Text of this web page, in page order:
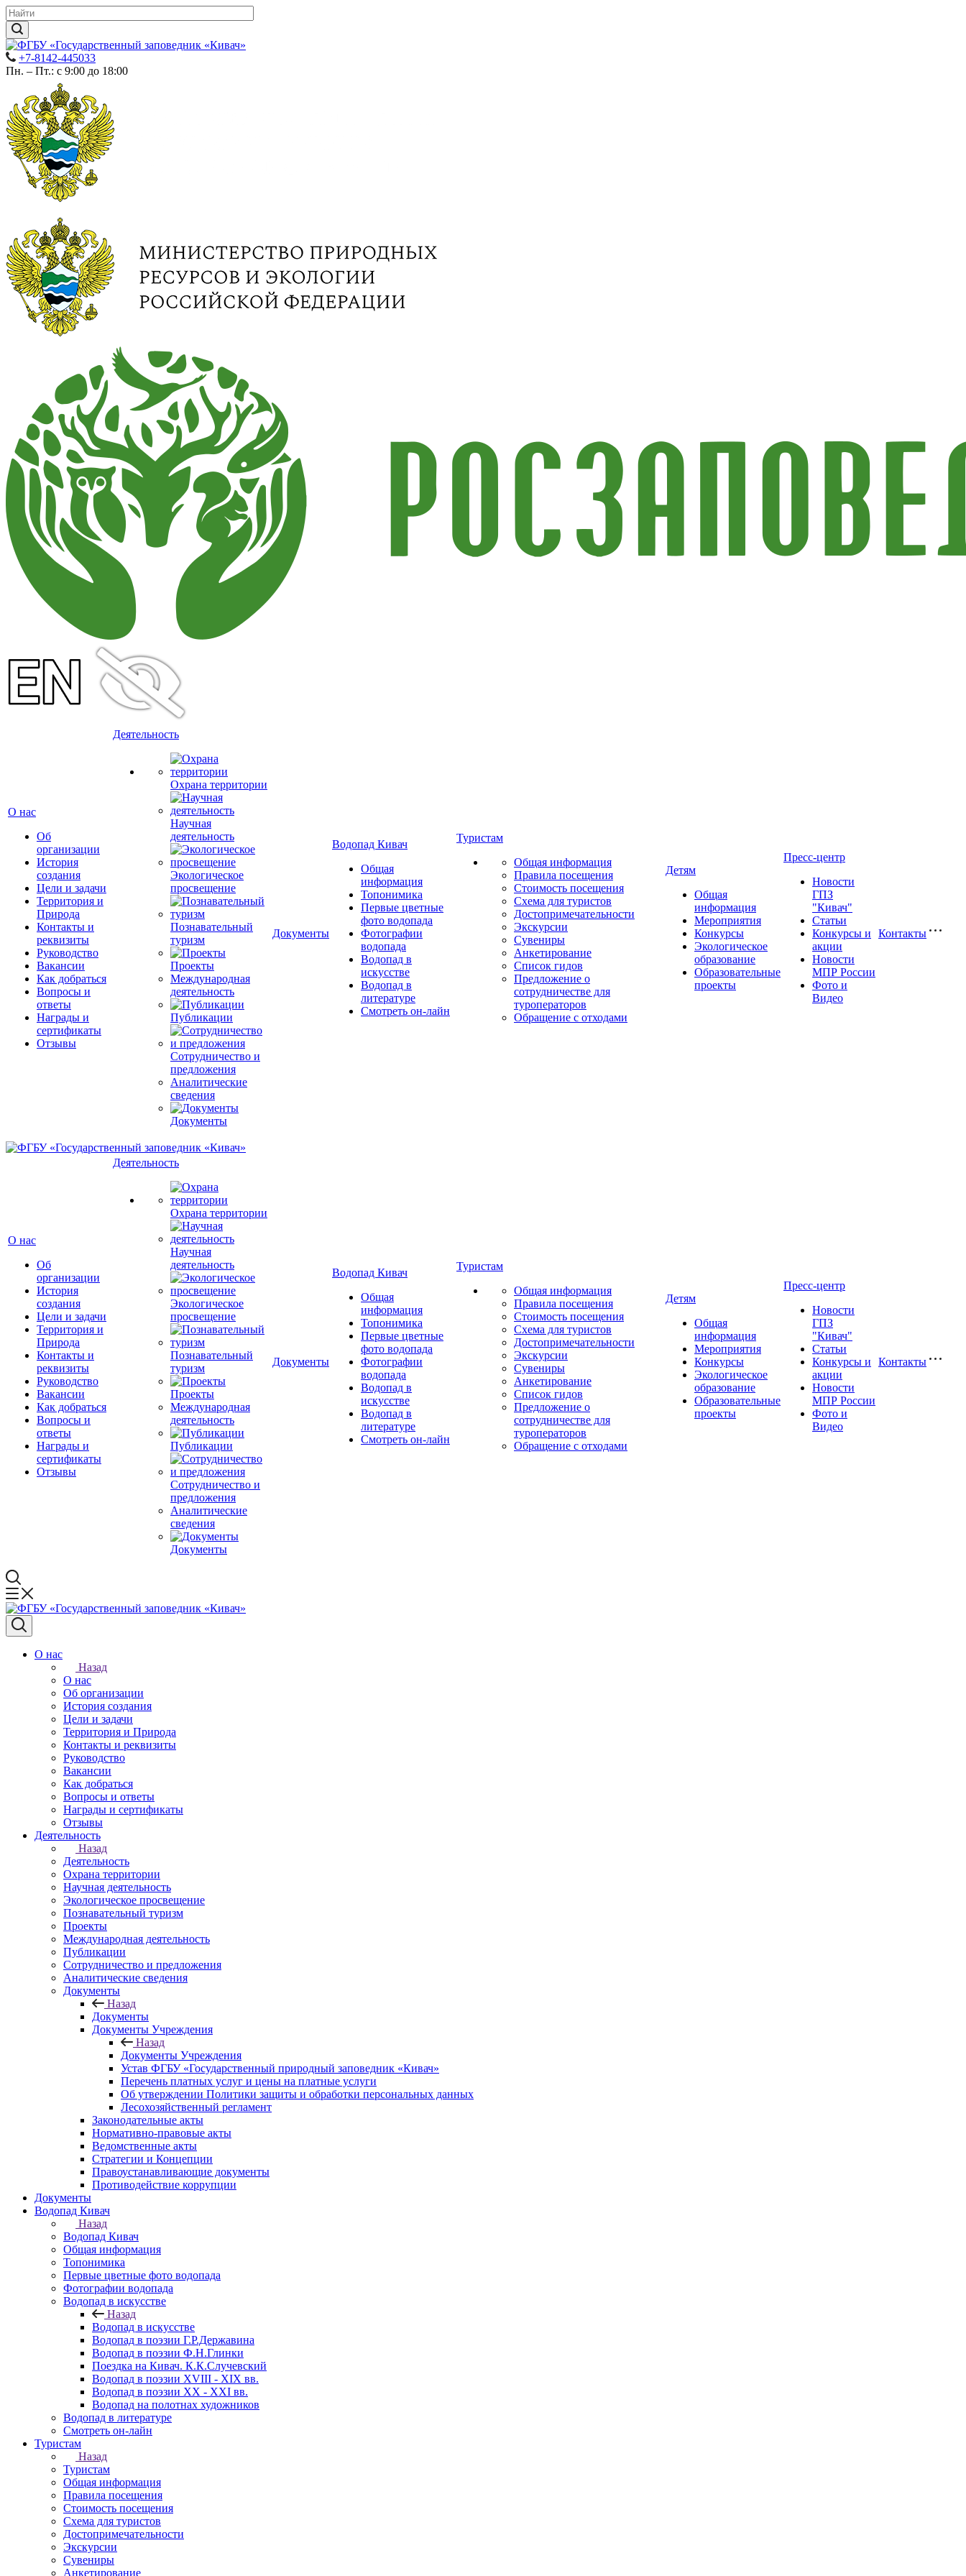
+7-8142-445033
Пн. – Пт.: с 9:00 до 18:00
О нас
Об
организации
История
создания
Цели и задачи
Территория и
Природа
Контакты и
реквизиты
Руководство
Вакансии
Как добраться
Вопросы и
ответы
Награды и
сертификаты
Отзывы
Деятельность
Охрана территории
Научная
деятельность
Экологическое
просвещение
Познавательный
туризм
Проекты
Международная
деятельность
Публикации
Сотрудничество и
предложения
Аналитические
сведения
Документы
Документы
Водопад Кивач
Общая
информация
Топонимика
Первые цветные
фото водопада
Фотографии
водопада
Водопад в
искусстве
Водопад в
литературе
Смотреть он-лайн
Туристам
Общая информация
Правила посещения
Стоимость посещения
Схема для туристов
Достопримечательности
Экскурсии
Сувениры
Анкетирование
Список гидов
Предложение о
сотрудничестве для
туроператоров
Обращение с отходами
Детям
Общая
информация
Мероприятия
Конкурсы
Экологическое
образование
Образовательные
проекты
Пресс-центр
Новости
ГПЗ
"Кивач"
Статьи
Конкурсы и
акции
Новости
МПР России
Фото и
Видео
Контакты
О нас
Об
организации
История
создания
Цели и задачи
Территория и
Природа
Контакты и
реквизиты
Руководство
Вакансии
Как добраться
Вопросы и
ответы
Награды и
сертификаты
Отзывы
Деятельность
Охрана территории
Научная
деятельность
Экологическое
просвещение
Познавательный
туризм
Проекты
Международная
деятельность
Публикации
Сотрудничество и
предложения
Аналитические
сведения
Документы
Документы
Водопад Кивач
Общая
информация
Топонимика
Первые цветные
фото водопада
Фотографии
водопада
Водопад в
искусстве
Водопад в
литературе
Смотреть он-лайн
Туристам
Общая информация
Правила посещения
Стоимость посещения
Схема для туристов
Достопримечательности
Экскурсии
Сувениры
Анкетирование
Список гидов
Предложение о
сотрудничестве для
туроператоров
Обращение с отходами
Детям
Общая
информация
Мероприятия
Конкурсы
Экологическое
образование
Образовательные
проекты
Пресс-центр
Новости
ГПЗ
"Кивач"
Статьи
Конкурсы и
акции
Новости
МПР России
Фото и
Видео
Контакты
О нас
Назад
О нас
Об организации
История создания
Цели и задачи
Территория и Природа
Контакты и реквизиты
Руководство
Вакансии
Как добраться
Вопросы и ответы
Награды и сертификаты
Отзывы
Деятельность
Назад
Деятельность
Охрана территории
Научная деятельность
Экологическое просвещение
Познавательный туризм
Проекты
Международная деятельность
Публикации
Сотрудничество и предложения
Аналитические сведения
Документы
Назад
Документы
Документы Учреждения
Назад
Документы Учреждения
Устав ФГБУ «Государственный природный заповедник «Кивач»
Перечень платных услуг и цены на платные услуги
Об утверждении Политики защиты и обработки персональных данных
Лесохозяйственный регламент
Законодательные акты
Нормативно-правовые акты
Ведомственные акты
Стратегии и Концепции
Правоустанавливающие документы
Противодействие коррупции
Документы
Водопад Кивач
Назад
Водопад Кивач
Общая информация
Топонимика
Первые цветные фото водопада
Фотографии водопада
Водопад в искусстве
Назад
Водопад в искусстве
Водопад в поэзии Г.Р.Державина
Водопад в поэзии Ф.Н.Глинки
Поездка на Кивач. К.К.Случевский
Водопад в поэзии XVIII - XIX вв.
Водопад в поэзии XX - XXI вв.
Водопад на полотнах художников
Водопад в литературе
Смотреть он-лайн
Туристам
Назад
Туристам
Общая информация
Правила посещения
Стоимость посещения
Схема для туристов
Достопримечательности
Экскурсии
Сувениры
Анкетирование